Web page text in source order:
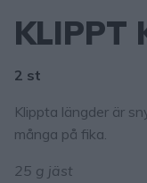
KLIPPT
2 st
Klippta längder är
många på fika.
25 g jäst